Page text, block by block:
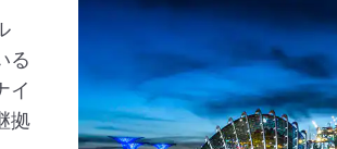
る
イ
拠